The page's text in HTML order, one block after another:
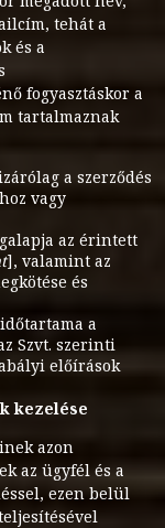
tehát a
és a
fogyasztáskor a
tartalmaznak
a szerződés
vagy
az érintett
], valamint az
és
a
Szvt. szerinti
előírások
kezelése
azon
az ügyfél és a
ezen belül